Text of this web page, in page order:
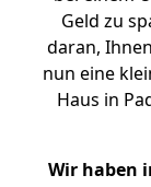
Geld zu
daran,
nun eine
Haus in
Wir haben